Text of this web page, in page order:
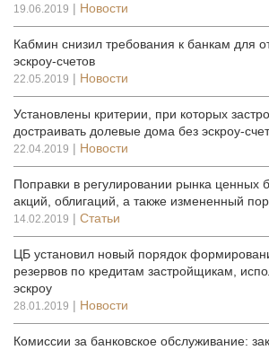
19.06.2019 | Новости
Кабмин снизил требования к банкам для
эскроу-счетов
22.05.2019 | Новости
Установлены критерии, при которых
достраивать долевые дома без эскроу-
22.04.2019 | Новости
Поправки в регулировании рынка ценных
акций, облигаций, а также измененный
14.02.2019 | Статьи
ЦБ установил новый порядок
резервов по кредитам застройщикам,
эскроу
28.01.2019 | Новости
Комиссии за банковское обслуживание: